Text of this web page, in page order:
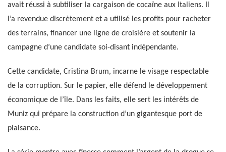
avait réussi à subtiliser la cargaison de cocaïne aux Italiens. Il
l’a revendue discrètement et a utilisé les profits pour racheter
des terrains, financer une ligne de croisière et soutenir la
campagne d’une candidate soi-disant indépendante.
Cette candidate, Cristina Brum, incarne le visage respectable
de la corruption. Sur le papier, elle défend le développement
économique de l’île. Dans les faits, elle sert les intérêts de
Muniz qui prépare la construction d’un gigantesque port de
plaisance.